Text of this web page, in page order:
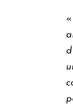
«